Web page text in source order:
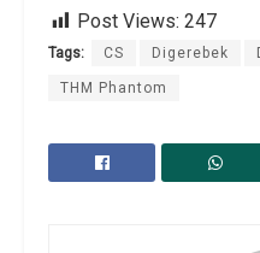
Post Views: 247
Tags: CS Digerebek
THM Phantom